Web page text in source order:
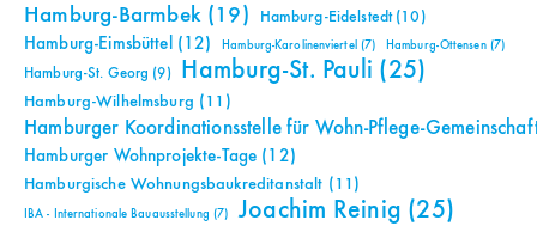
Hamburg-Barmbek(19) Hamburg-Eidelstedt(10)
Hamburg-Eimsbüttel (12) Hamburg-Karolinenviertel (7) Hamburg-Ottensen(7)
Hamburg-St. Georg (9) Hamburg-St. Pauli (25)
Hamburg-Wilhelmsburg (11)
Hamburger Koordinationsstelle für Wohn-Pflege-
Hamburger Wohnprojekte-Tage (12)
Hamburgische Wohnungsbaukreditanstalt (11)
IBA - Internationale Bauausstellung (7) Joachim Reinig (25)